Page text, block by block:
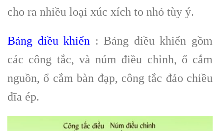
cho ra nhiều loại xúc xích to nhỏ tùy ý.
Bảng điều khiển : Bảng điều khiển gồm
các công tắc, và núm điều chỉnh, ổ cắm
nguồn, ổ cắm bàn đạp, công tắc đảo chiều
đĩa ép.